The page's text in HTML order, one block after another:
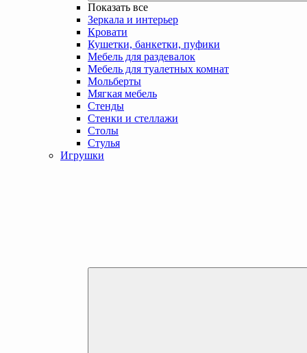
Показать все
Зеркала и интерьер
Кровати
Кушетки, банкетки, пуфики
Мебель для раздевалок
Мебель для туалетных комнат
Мольберты
Мягкая мебель
Стенды
Стенки и стеллажи
Столы
Стулья
Игрушки